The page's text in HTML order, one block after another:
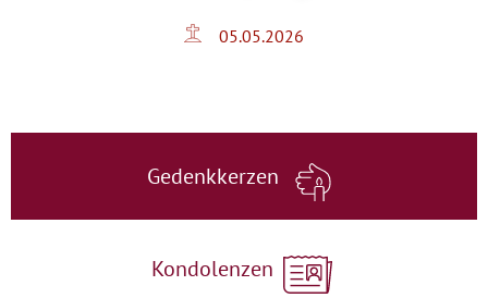
05.05.2026
Gedenkkerzen
Kondolenzen